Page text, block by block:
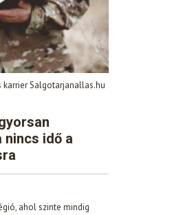
Salgotarjanallas.hu
nincs idő a
ahol szinte mindig